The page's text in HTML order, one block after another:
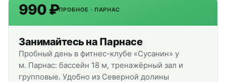
990 ₽ПРОБНОЕ · ПАРНАС
Занимайтесь на Парнасе
Пробный день в фитнес-клубе «Сусанин» у
м. Парнас: бассейн 18 м, тренажёрный зал и
групповые. Удобно из Северной долины